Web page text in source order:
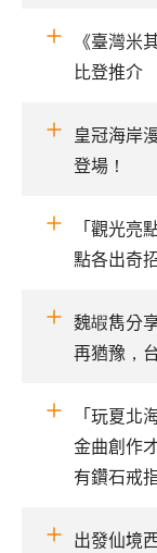
《臺灣米
比登推介
皇冠海岸
登場！
「觀光
點各出奇
魏嘏雋分
再猶豫，
「玩夏
金曲創作
有鑽石戒
出發仙境